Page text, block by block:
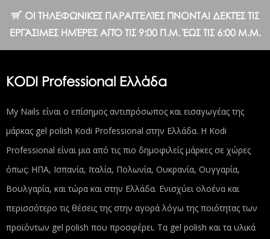
ΟΙ ΤΗΛΕΦΩΝΙΚΈΣ ΠΑΡΑΓΓΕΛΊΕΣ ΓΊΝΟΝΤΑΙ ΔΕΚΤΈΣ ΤΙΣ
ΕΡΓΆΣΙΜΕΣ ΗΜΈΡΕΣ ΑΠΌ ΤΙΣ 9:00 Π.Μ. ΈΩΣ ΤΙΣ 6:00 Μ.Μ.
KODI Professional Ελλάδα
My Nails είναι ο επίσημος αντιπρόσωπος και εισαγωγέας της
μάρκας gel polish Kodi Professional στην Ελλάδα. Η Kodi
Professional είναι μια από τις πιο δημοφιλείς μάρκες σε χώρες
όπως: ΗΠΑ, Ισπανία, Ιταλία, Πολωνία, Ουκρανία, Ουγγαρία,
Βουλγαρία, και τώρα και στην Ελλάδα. Ενισχύει ολοένα και
περισσότερο τις θέσεις της στην αγορά λόγω της ποιότητας των
προϊόντων gel polish που προσφέρει. Τα gel polish και τα υλικά